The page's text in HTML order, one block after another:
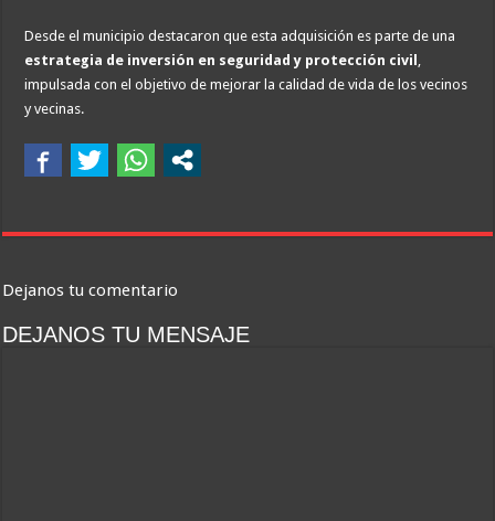
Desde el municipio destacaron que esta adquisición es parte de una
estrategia de inversión en seguridad y protección civil ,
impulsada con el objetivo de mejorar la calidad de vida de los vecinos
y vecinas.
Dejanos tu comentario
DEJANOS TU MENSAJE